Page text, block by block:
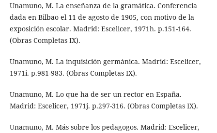
Unamuno, M. La enseñanza de la gramática. Conferencia
dada en Bilbao el 11 de agosto de 1905, con motivo de la
exposición escolar. Madrid: Escelicer, 1971h. p.151-164.
(Obras Completas IX).
Unamuno, M. La inquisición germánica. Madrid: Escelicer,
1971i. p.981-983. (Obras Completas IX).
Unamuno, M. Lo que ha de ser un rector en España.
Madrid: Escelicer, 1971j. p.297-316. (Obras Completas IX).
Unamuno, M. Más sobre los pedagogos. Madrid: Escelicer,